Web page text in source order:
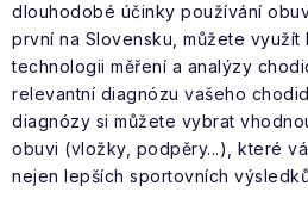
VÝPRODEJ
NAŠE SLUŽBY
NEZAŘAZENÉ
dlouhodobé účinky používání
první na Slovensku, můžete
technologii měření a analýzy
relevantní diagnózu vašeho
diagnózy si můžete vybrat
obuvi (vložky, podpěry...), které
nejen lepších sportovních